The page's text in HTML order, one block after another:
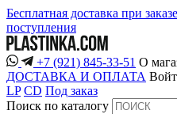
Бесплатная доставка при
поступления
+7 (921) 845-33-51 О
ДОСТАВКА И ОПЛАТА
LP CD Под заказ
Поиск по каталогу